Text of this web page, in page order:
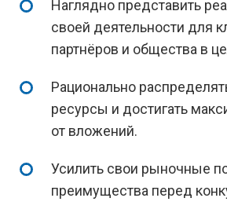
Наглядно представить
своей деятельности для
партнёров и общества в
Рационально
ресурсы и достигать
от вложений.
Усилить свои рыночные
преимущества перед